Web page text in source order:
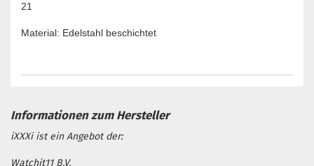
21
Material: Edelstahl beschichtet
iXXXi ist ein Angebot der:
Watchit11 B.V.